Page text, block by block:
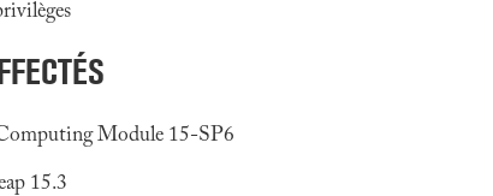
Module 15-SP6
15.3